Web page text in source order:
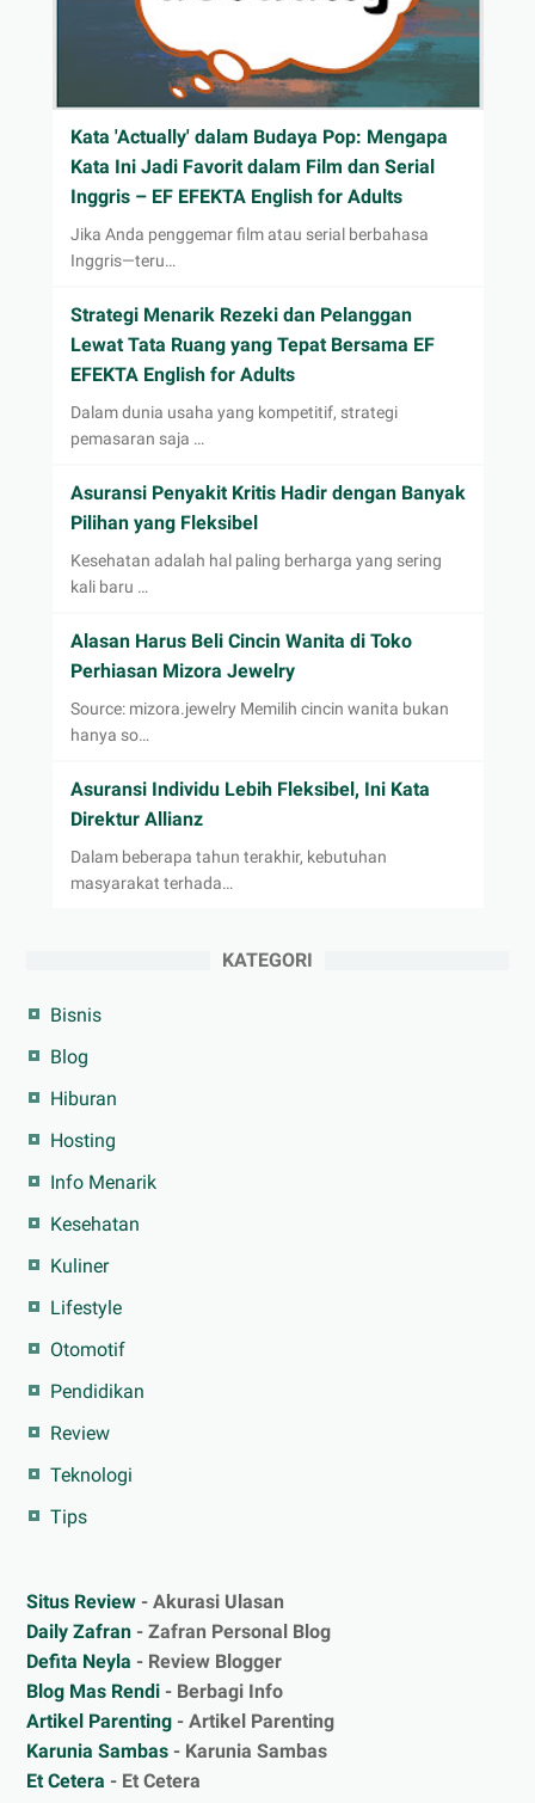
Kata 'Actually' dalam Budaya Pop: Mengapa
Kata Ini Jadi Favorit dalam Film dan Serial
Inggris – EF EFEKTA English for Adults
Jika Anda penggemar film atau serial berbahasa
Inggris—teru…
Strategi Menarik Rezeki dan Pelanggan
Lewat Tata Ruang yang Tepat Bersama EF
EFEKTA English for Adults
Dalam dunia usaha yang kompetitif, strategi
pemasaran saja …
Asuransi Penyakit Kritis Hadir dengan Banyak
Pilihan yang Fleksibel
Kesehatan adalah hal paling berharga yang sering
kali baru …
Alasan Harus Beli Cincin Wanita di Toko
Perhiasan Mizora Jewelry
Source: mizora.jewelry Memilih cincin wanita bukan
hanya so…
Asuransi Individu Lebih Fleksibel, Ini Kata
Direktur Allianz
Dalam beberapa tahun terakhir, kebutuhan
masyarakat terhada…
KATEGORI
Bisnis
Blog
Hiburan
Hosting
Info Menarik
Kesehatan
Kuliner
Lifestyle
Otomotif
Pendidikan
Review
Teknologi
Tips
Situs Review - Akurasi Ulasan
Daily Zafran - Zafran Personal Blog
Defita Neyla - Review Blogger
Blog Mas Rendi - Berbagi Info
Artikel Parenting - Artikel Parenting
Karunia Sambas - Karunia Sambas
Et Cetera - Et Cetera